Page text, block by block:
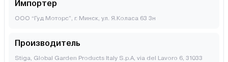
Импортер
ООО “Гуд Моторс”, г. Минск, ул. Я.Коласа 63 3н
Производитель
Stiga, Global Garden Products Italy S.p.A, via del Lavoro 6, 31033